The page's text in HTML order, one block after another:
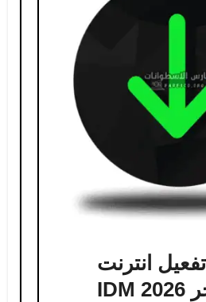
انترنت
داونلود مانجر IDM 2026